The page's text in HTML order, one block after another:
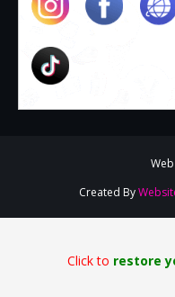
Web
Created By
Click to restore